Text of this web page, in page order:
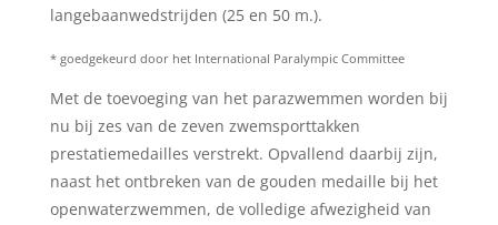
langebaanwedstrijden (25 en 50 m.).
* goedgekeurd door het International Paralympic Committee
Met de toevoeging van het parazwemmen worden bij
nu bij zes van de zeven zwemsporttakken
prestatiemedailles verstrekt. Opvallend daarbij zijn,
naast het ontbreken van de gouden medaille bij het
openwaterzwemmen, de volledige afwezigheid van